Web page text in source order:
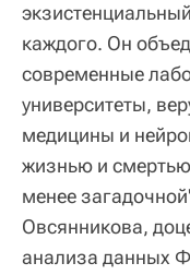
каждого. Он
современные
университеты,
медицины и
жизнью и
менее
Овсянникова,
анализа данных